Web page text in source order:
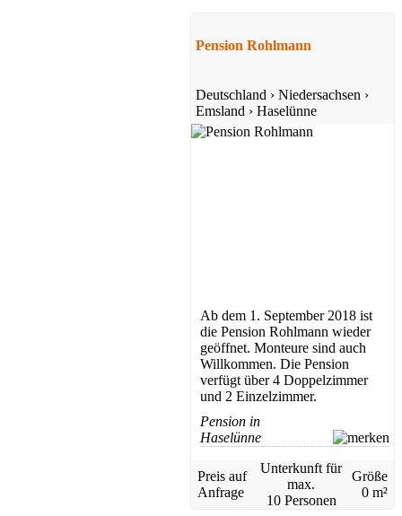
Pension Rohlmann
Deutschland › Niedersachsen ›
Emsland › Haselünne
Ab dem 1. September 2018 ist
die Pension Rohlmann wieder
geöffnet. Monteure sind auch
Willkommen. Die Pension
verfügt über 4 Doppelzimmer
und 2 Einzelzimmer.
Pension in
Haselünne
Preis auf
Anfrage
Unterkunft für
max.
10 Personen
Größe
0 m²